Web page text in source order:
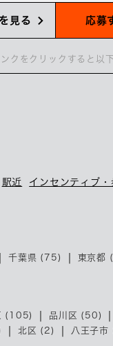
見る 応募
クをクリックすると以
駅近 インセンティブ・
千葉県 (75) 東京都
(105) 品川区 (50)
北区 (2) 八王子市